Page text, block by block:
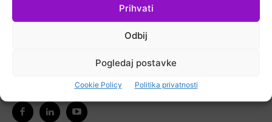
Prihvati
Odbij
Pogledaj postavke
Cookie Policy Politika privatnosti
Ostanimo u kontaktu
Pretplatite se na naš newsletter kako biste primali
najnovije vijesti iz područja koje vas zanima.